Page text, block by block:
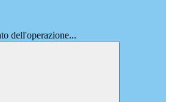
dell'operazione...